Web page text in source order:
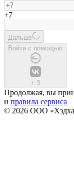
+7
Дальше
Войти с помощью
+ 3
Продолжая, вы
и правила сервиса
© 2026 ООО